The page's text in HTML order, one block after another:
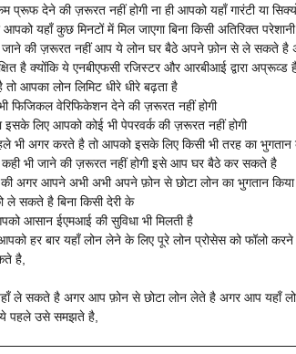
देने की ज़रूरत नहीं होगी ना ही आपको यहाँ गारंटी या
यहाँ कुछ मिनटों में मिल जाएगा बिना किसी अतिरिक्त
जाने की ज़रूरत नहीं आप ये लोन घर बैठे अपने फ़ोन से ले सकते
है क्योंकि ये एनबीएफसी रजिस्टर और आरबीआई द्वारा
आपका लोन लिमिट धीरे धीरे बढ़ता है
फिजिकल वेरिफिकेशन देने की ज़रूरत नहीं होगी
लिए आपको कोई भी पेपरवर्क की ज़रूरत नहीं होगी
भी अगर करते है तो आपको इसके लिए किसी भी तरह का भुगतान
भी जाने की ज़रूरत नहीं होगी इसे आप घर बैठे कर सकते है
की अगर आपने अभी अभी अपने फ़ोन से छोटा लोन का भुगतान
सकते है बिना किसी देरी के
आसान ईएमआई की सुविधा भी मिलती है
हर बार यहाँ लोन लेने के लिए पूरे लोन प्रोसेस को फॉलो
है,
ले सकते है अगर आप फ़ोन से छोटा लोन लेते है अगर आप यहाँ
पहले उसे समझते है,